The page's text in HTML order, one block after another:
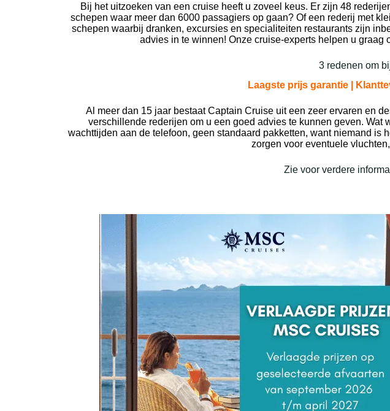
Bij het uitzoeken van een cruise heeft u zoveel keus. Er zijn 48
schepen waar meer dan 6000 passagiers op gaan? Of een rederij met
schepen waarbij dranken, excursies en specialiteiten restaurants zijn
advies in te winnen! Onze cruise-experts helpen u
3 redenen om
Laagste prijs garantie |
Al meer dan 15 jaar bestaat Captain Cruise uit een zeer ervaren en
verschillende rederijen om u een goed advies te kunnen geven.
wachttijden aan de telefoon, geen standaard pakketten, want niemand
zorgen voor eventuele
Zie voor verdere